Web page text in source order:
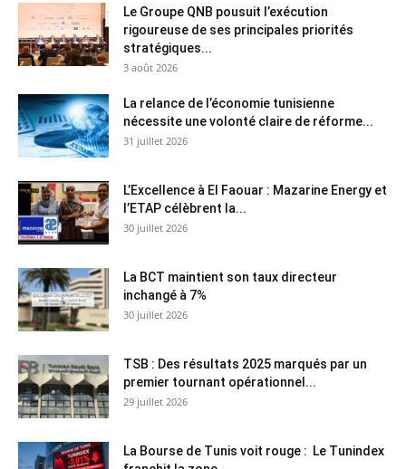
Le Groupe QNB pousuit l’exécution
rigoureuse de ses principales priorités
stratégiques...
3 août 2026
La relance de l’économie tunisienne
nécessite une volonté claire de réforme...
31 juillet 2026
L’Excellence à El Faouar : Mazarine Energy et
l’ETAP célèbrent la...
30 juillet 2026
La BCT maintient son taux directeur
inchangé à 7%
30 juillet 2026
TSB : Des résultats 2025 marqués par un
premier tournant opérationnel...
29 juillet 2026
La Bourse de Tunis voit rouge : Le Tunindex